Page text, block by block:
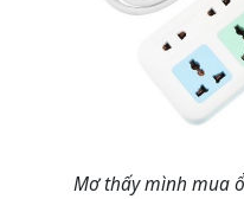
Mơ thấy mình mua